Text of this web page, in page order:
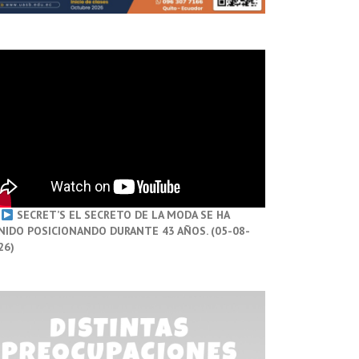
SECRET’S EL SECRETO DE LA MODA SE HA
POSICIONANDO DURANTE 43 AÑOS. (05-08-